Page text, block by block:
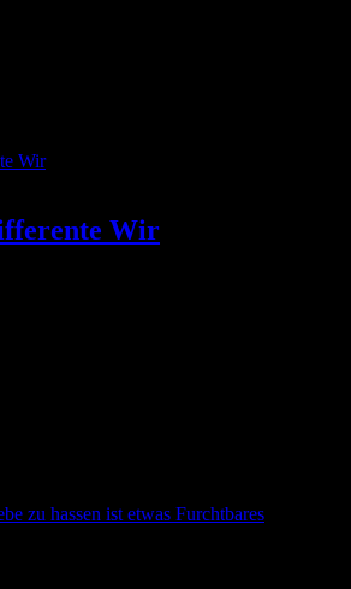
Wir
zu hassen ist etwas Furchtbares